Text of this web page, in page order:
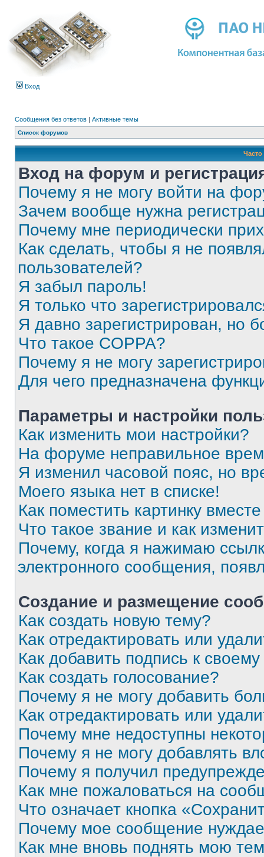
Вход
Сообщения без ответов | Активные темы
Список форумов
Вход на форум и
Почему я не могу войти на
Зачем вообще нужна
Почему мне периодически
Как сделать, чтобы я не
пользователей?
Я забыл пароль!
Я только что
Я давно зарегистрирован, но
Что такое COPPA?
Почему я не могу
Для чего предназначена
Параметры и настройки
Как изменить мои настройки?
На форуме неправильное
Я изменил часовой пояс, но
Моего языка нет в списке!
Как поместить картинку
Что такое звание и как
Почему, когда я нажимаю
электронного сообщения,
Создание и размещение
Как создать новую тему?
Как отредактировать или
Как добавить подпись к
Как создать голосование?
Почему я не могу добавить
Как отредактировать или
Почему мне недоступны
Почему я не могу добавлять
Почему я получил
Как мне пожаловаться на
Что означает кнопка
Почему мое сообщение
Как мне вновь поднять мою